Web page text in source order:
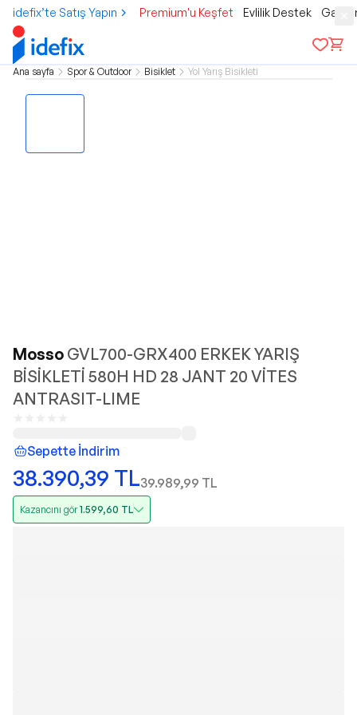
idefix’te Satış Yapın Premium'u Keşfet Evlilik Destek
Ana sayfa Spor & Outdoor Bisiklet Yol Yarış Bisikleti
Mosso GVL700-GRX400 ERKEK YARIŞ
BİSİKLETİ 580H HD 28 JANT 20 VİTES
ANTRASIT-LIME
Sepette İndirim
38.390,39 TL39.989,99 TL
Kazancını gör1.599,60 TL